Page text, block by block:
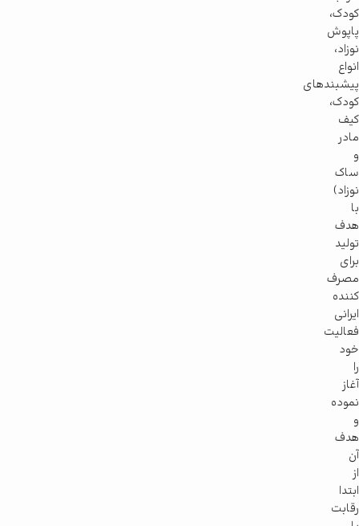
کودک،
پاپوش
نوزاد،
انواع
پیشبندهای
کودک،
کیف
مادر
و
ساک
نوزاد)
با
هدف
تولید
برای
مصرف
کننده
ایرانی
فعالیت
خود
را
آغاز
نموده
و
هدف
آن
از
ابتدا
رقابت